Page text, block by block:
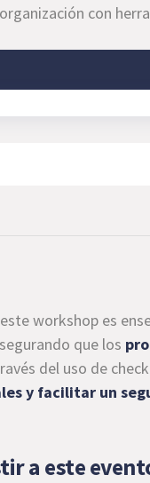
con
workshop es
que los
del uso de
y facilitar un
a este